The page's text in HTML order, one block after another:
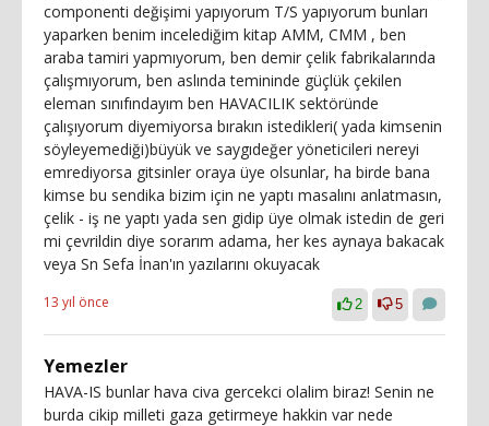
componenti değişimi yapıyorum T/S yapıyorum bunları
yaparken benim incelediğim kitap AMM, CMM , ben
araba tamiri yapmıyorum, ben demir çelik fabrikalarında
çalışmıyorum, ben aslında temininde güçlük çekilen
eleman sınıfındayım ben HAVACILIK sektöründe
çalışıyorum diyemiyorsa bırakın istedikleri( yada kimsenin
söyleyemediği)büyük ve saygıdeğer yöneticileri nereyi
emrediyorsa gitsinler oraya üye olsunlar, ha birde bana
kimse bu sendika bizim için ne yaptı masalını anlatmasın,
çelik - iş ne yaptı yada sen gidip üye olmak istedin de geri
mi çevrildin diye sorarım adama, her kes aynaya bakacak
veya Sn Sefa İnan'ın yazılarını okuyacak
13 yıl önce 2 5
Yemezler
HAVA-IS bunlar hava civa gercekci olalim biraz! Senin ne
burda cikip milleti gaza getirmeye hakkin var nede